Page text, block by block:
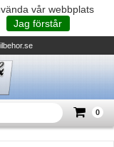
vår webbplats
Jag förstår
0